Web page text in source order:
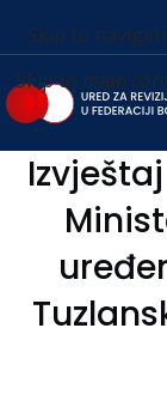
Skip to
Skip to main